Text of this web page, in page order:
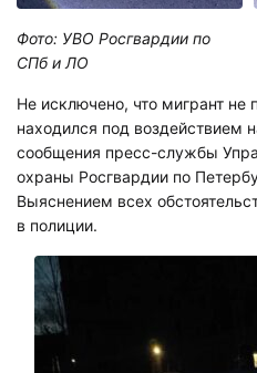
Фото: УВО Росгвардии по
СПб и ЛО
Не исключено, что мигрант не
находился под воздействием
сообщения пресс-службы
охраны Росгвардии по
Выяснением всех
в полиции.